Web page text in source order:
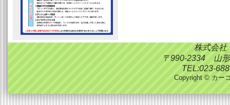
株式会
〒990-2334 山形
TEL:023-
Copyright © カー